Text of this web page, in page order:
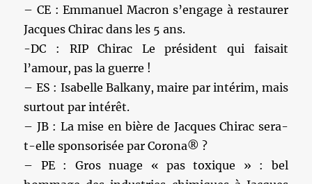
– CE : Emmanuel Macron s’engage à restaurer
Jacques Chirac dans les 5 ans.
-DC : RIP Chirac Le président qui faisait
l’amour, pas la guerre !
– ES : Isabelle Balkany, maire par intérim, mais
surtout par intérêt.
– JB : La mise en bière de Jacques Chirac sera-
t-elle sponsorisée par Corona® ?
– PE : Gros nuage « pas toxique » : bel